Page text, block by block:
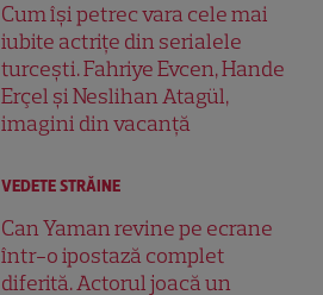
Cum își petrec vara cele mai
iubite actrițe din serialele
turcești. Fahriye Evcen, Hande
Erçel și Neslihan Atagül,
imagini din vacanță
VEDETE STRĂINE
Can Yaman revine pe ecrane
într-o ipostază complet
diferită. Actorul joacă un